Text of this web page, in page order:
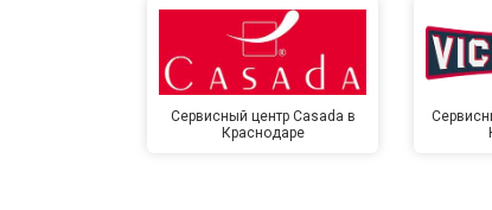
Сервисный центр Casada в
Краснодаре